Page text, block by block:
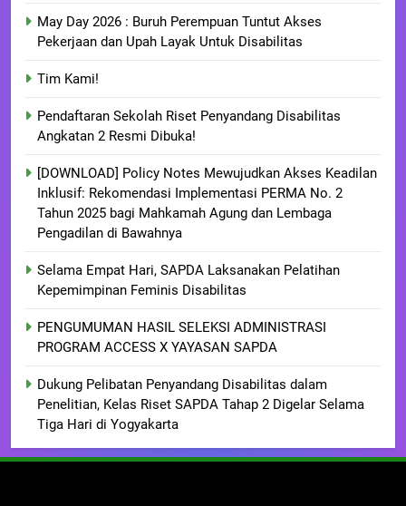
May Day 2026 : Buruh Perempuan Tuntut Akses
Pekerjaan dan Upah Layak Untuk Disabilitas
Tim Kami!
Pendaftaran Sekolah Riset Penyandang Disabilitas
Angkatan 2 Resmi Dibuka!
[DOWNLOAD] Policy Notes Mewujudkan Akses Keadilan
Inklusif: Rekomendasi Implementasi PERMA No. 2
Tahun 2025 bagi Mahkamah Agung dan Lembaga
Pengadilan di Bawahnya
Selama Empat Hari, SAPDA Laksanakan Pelatihan
Kepemimpinan Feminis Disabilitas
PENGUMUMAN HASIL SELEKSI ADMINISTRASI
PROGRAM ACCESS X YAYASAN SAPDA
Dukung Pelibatan Penyandang Disabilitas dalam
Penelitian, Kelas Riset SAPDA Tahap 2 Digelar Selama
Tiga Hari di Yogyakarta